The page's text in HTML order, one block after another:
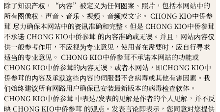
除了知识产权，“内容”被定义为任何图案、照片，包括本网站中的
所有图像权、声音、音乐、视频、音频或文字。 CHONG KIO中侨参
茸 尽力确保本网站中的资讯准确和完整。但是 CHONG KIO中侨参茸
不承诺 CHONG KIO中侨参茸 的内容准确或无误。并且，网站内容仅
供一般参考作用，不应视为专业意见，使用者在需要时，应自行寻求
适当的专业意见。 CHONG KIO中侨参茸不承诺本网站的功能或
CHONG KIO中侨参茸的内容无误，或者本网站，即CHONG KIO中
侨参茸的内容及承载这些内容的伺服器不含病毒或其他有害因素。我
们始终建议所有网路用户确保已安装最新版本的病毒检查软体。
CHONG KIO中侨参茸 中表达/发表的见解是作者的个人见解，并不反
映 CHONG KIO中侨参茸 的观点。发表言论即表示，您同意对您提供